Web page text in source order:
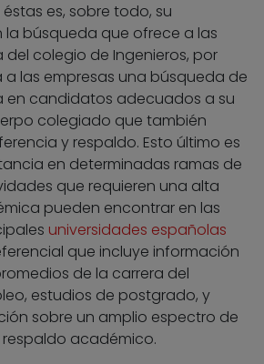
es, sobre todo, su
la búsqueda que ofrece a las
del colegio de Ingenieros, por
a las empresas una búsqueda de
en candidatos adecuados a su
colegiado que también
y respaldo. Esto último es
en determinadas ramas de
que requieren una alta
pueden encontrar en las
universidades españolas
que incluye información
de la carrera del
estudios de postgrado, y
sobre un amplio espectro de
académico.